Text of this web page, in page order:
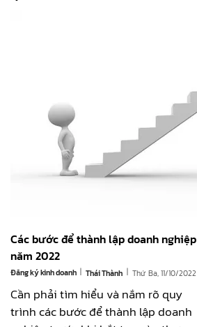
Các bước để thành lập doanh nghiệp
năm 2022
Đăng ký kinh doanh | Thái Thành | Thứ Ba, 11/10/2022
Cần phải tìm hiểu và nắm rõ quy
trình các bước để thành lập doanh